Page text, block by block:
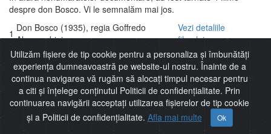
despre don Bosco. Vi le semnalăm mai jos.
1 Don Bosco (1935), regia Goffredo
Alessandrini
Vezi detaliile
filmului
2 Don Bosco (1961), regia Jesús Valero
Vezi detaliile
filmului
3 Don Bosco (1988), regia Leandro
Castellani
Vezi detaliile
filmului
4 Don Bosco (2004) (film TV), regia
Lodovico Gasparini
Vezi detaliile
filmului
Harta Site Politică de confidențialitate
Utilizăm fișiere de tip cookie pentru a personaliza și îmbunătăți
experiența dumneavoastră pe website-ul nostru. Înainte de a
continua navigarea vă rugăm să alocați timpul necesar pentru
a citi și înțelege conținutul Politicii de confidențialitate. Prin
continuarea navigării acceptați utilizarea fișierelor de tip cookie
și a Politicii de confidențialitate. Afla mai multe Ok